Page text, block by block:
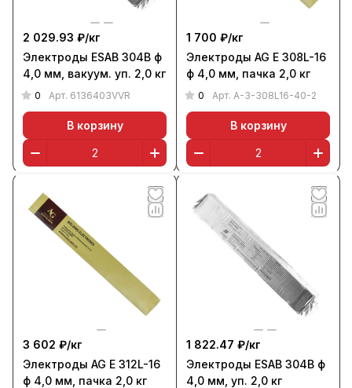
2 029.93 ₽/кг
Электроды ESAB 304B ф
4,0 мм, вакуум. уп. 2,0 кг
0 Арт. 6136403VVR
В корзину
1 700 ₽/кг
Электроды AG E 308L-16
ф 4,0 мм, пачка 2,0 кг
0 Арт. A-3-308L16-40-2
В корзину
3 602 ₽/кг
Электроды AG E 312L-16
ф 4,0 мм, пачка 2,0 кг
1 822.47 ₽/кг
Электроды ESAB 304B ф
4,0 мм, уп. 2,0 кг